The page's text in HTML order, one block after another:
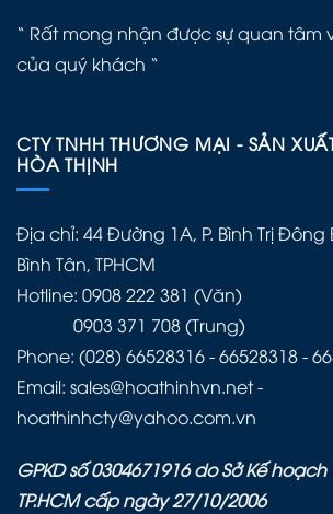
“ Rất mong nhận được sự quan tâm
của quý khách “
CTY TNHH THƯƠNG MẠI - SẢN
HÒA THỊNH
Địa chỉ: 44 Đường 1A, P. Bình Trị Đông
Bình Tân, TPHCM
Hotline: 0908 222 381 (Văn)
0903 371 708 (Trung)
Phone: (028) 66528316 - 66528318 -
Email: sales@hoathinhvn.net -
hoathinhcty@yahoo.com.vn
GPKD số 0304671916 do Sở Kế
TP.HCM cấp ngày 27/10/2006